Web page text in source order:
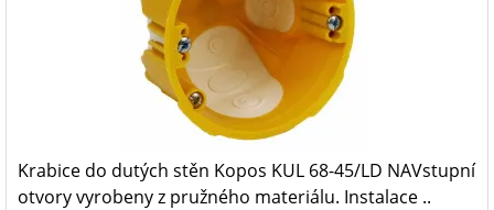
Krabice do dutých stěn Kopos KUL 68-45/LD NAVstupní
otvory vyrobeny z pružného materiálu. Instalace ..